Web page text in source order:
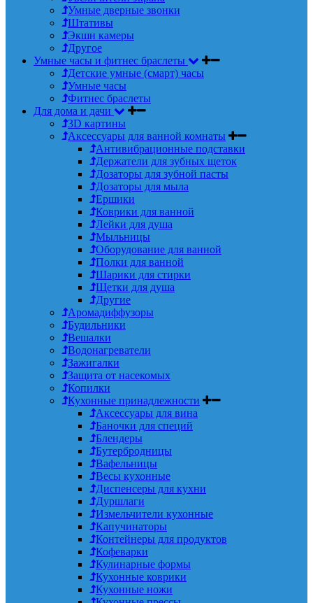
Умные дверные звонки
Штативы
Экшн камеры
Другое
Умные часы и фитнес браслеты
Детские умные (смарт) часы
Умные часы
Фитнес браслеты
Для дома и дачи
3D картины
Аксессуары для ванной комнаты
Антивибрационные подставки
Держатели для зубных щеток
Дозаторы для зубной пасты
Дозаторы для мыла
Ершики
Коврики для ванной
Лейки для душа
Мыльницы
Оборудование для ванной
Полки для ванной
Шарики для стирки
Щетки для душа
Другие
Аромадиффузоры
Будильники
Вешалки
Водонагреватели
Зажигалки
Защита от насекомых
Копилки
Кухонные принадлежности
Аксессуары для вина
Баночки для специй
Блендеры
Бутербродницы
Вафельницы
Весы кухонные
Диспенсеры для кухни
Дуршлаги
Измельчители кухонные
Капучинаторы
Контейнеры для продуктов
Кофеварки
Кулинарные формы
Кухонные коврики
Кухонные ножи